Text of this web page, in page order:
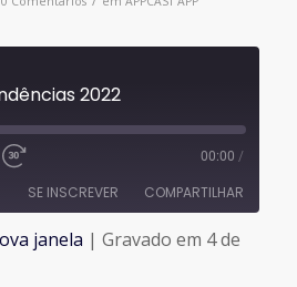
2022
00:00 /
SE INSCREVER COMPARTILHAR
janela | Gravado em 4 de